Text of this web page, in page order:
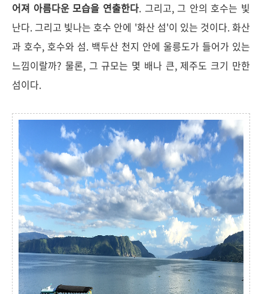
어져 아름다운 모습을 연출한다. 그리고, 그 안의 호수는 빛
난다. 그리고 빛나는 호수 안에 '화산 섬'이 있는 것이다.화산
과 호수, 호수와 섬. 백두산 천지 안에 울릉도가 들어가 있는
느낌이랄까? 물론, 그 규모는 몇 배나 큰, 제주도 크기 만한
섬이다.